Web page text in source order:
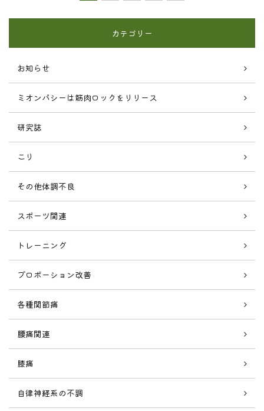
カテゴリー
お知らせ
ミオンパシーは筋肉ロックをリリース
研究誌
こり
その他体調不良
スポーツ関連
トレーニング
プロポーション改善
各種関節痛
腰痛関連
膝痛
自律神経系の不調